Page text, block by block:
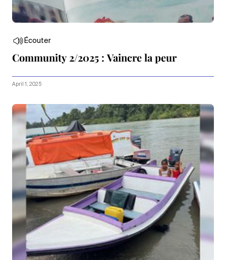
Écouter
Community 2/2025 : Vaincre la peur
April 1, 2025